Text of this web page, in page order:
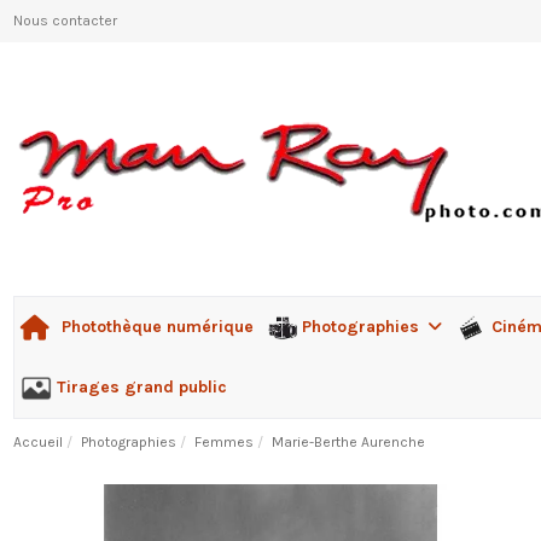
Nous contacter
Photothèque numérique Photographies
Tirages grand public
Accueil Photographies Femmes Marie-Berthe Aurenche